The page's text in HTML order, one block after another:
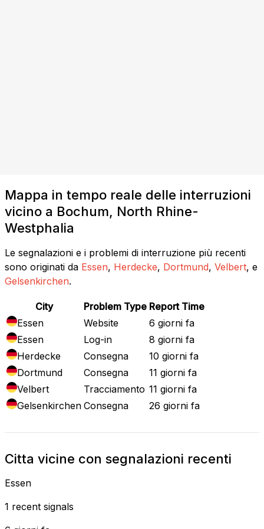
Mappa in tempo reale delle interruzioni
vicino a Bochum, North Rhine-
Westphalia
Le segnalazioni e i problemi di interruzione più recenti
sono originati da Essen, Herdecke, Dortmund, Velbert, e
Gelsenkirchen.
City Problem Type Report Time
Essen
Website
6 giorni fa
Essen
Log-in
8 giorni fa
Herdecke
Consegna
10 giorni fa
Dortmund
Consegna
11 giorni fa
Velbert
Tracciamento 11 giorni fa
Gelsenkirchen Consegna 26 giorni fa
Citta vicine con segnalazioni recenti
Essen
1 recent signals